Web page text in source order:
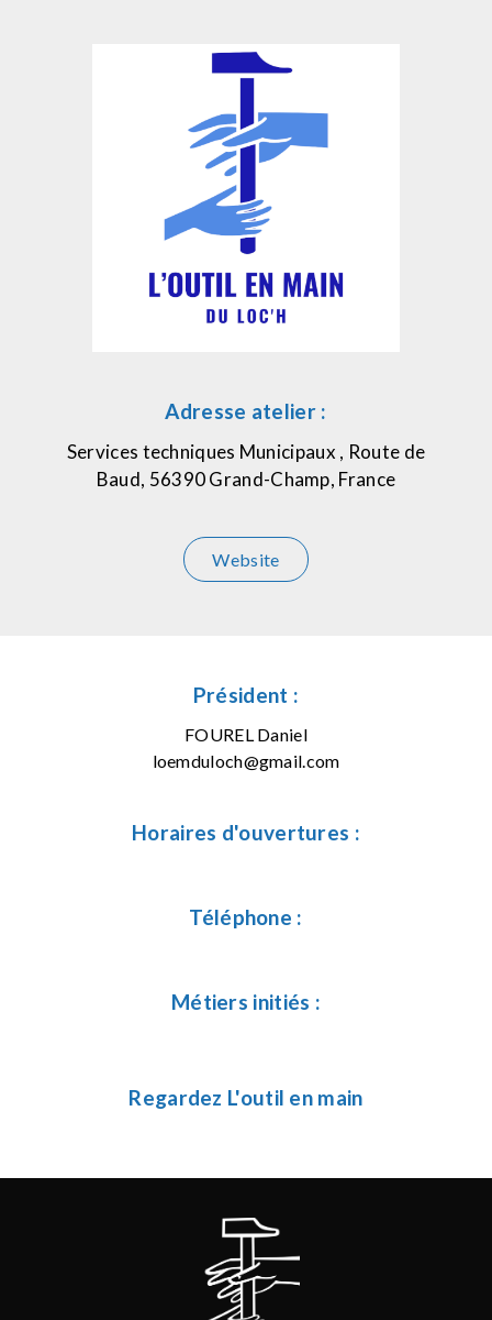
Adresse atelier :
Services techniques Municipaux , Route de
Baud, 56390 Grand-Champ, France
Website
Président :
FOUREL Daniel
loemduloch@gmail.com
Horaires d'ouvertures :
Téléphone :
Métiers initiés :
Regardez L'outil en main